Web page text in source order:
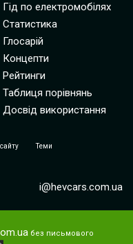
Гід по електромобілях
Статистика
Глосарій
Концепти
Рейтинги
Таблиця порівнянь
Досвід використання
Теми
i@hevcars.com.ua
без письмового